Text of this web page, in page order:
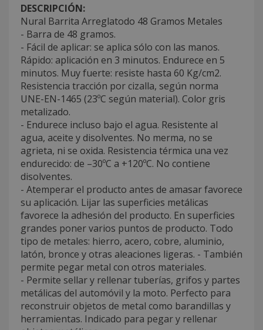
DESCRIPCIÓN:
Nural Barrita Arreglatodo 48 Gramos Metales
- Barra de 48 gramos.
- Fácil de aplicar: se aplica sólo con las manos.
Rápido: aplicación en 3 minutos. Endurece en 5
minutos. Muy fuerte: resiste hasta 60 Kg/cm2.
Resistencia tracción por cizalla, según norma
UNE-EN-1465 (23ºC según material). Color gris
metalizado.
- Endurece incluso bajo el agua. Resistente al
agua, aceite y disolventes. No merma, no se
agrieta, ni se oxida. Resistencia térmica una vez
endurecido: de –30ºC a +120ºC. No contiene
disolventes.
- Atemperar el producto antes de amasar favorece
su aplicación. Lijar las superficies metálicas
favorece la adhesión del producto. En superficies
grandes poner varios puntos de producto. Todo
tipo de metales: hierro, acero, cobre, aluminio,
latón, bronce y otras aleaciones ligeras. - También
permite pegar metal con otros materiales.
- Permite sellar y rellenar tuberías, grifos y partes
metálicas del automóvil y la moto. Perfecto para
reconstruir objetos de metal como barandillas y
herramientas. Indicado para pegar y rellenar